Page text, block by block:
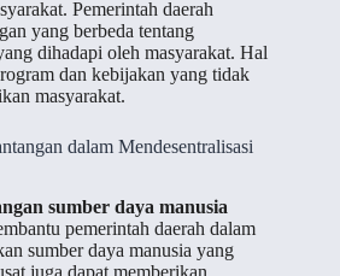
Pemerintah daerah
yang berbeda tentang
dihadapi oleh masyarakat. Hal
dan kebijakan yang tidak
masyarakat.
dalam Mendesentralisasi
sumber daya manusia
pemerintah daerah dalam
sumber daya manusia yang